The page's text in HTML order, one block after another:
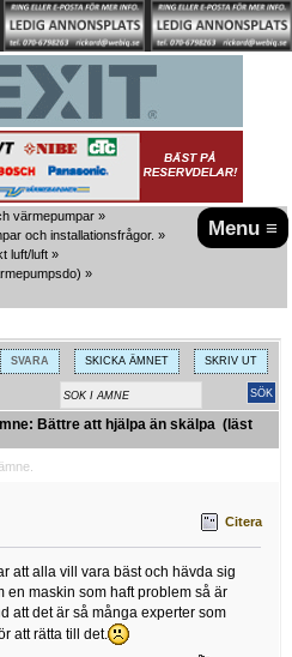
Menu ≡
värmepumpar »
och installationsfrågor. »
luft/luft »
) »
SVARA SKICKA ÄMNET SKRIV UT
Bättre att hjälpa än skälpa (läst
Citera
att alla vill vara bäst och hävda sig
en maskin som haft problem så är
att det är så många experter som
att rätta till det.